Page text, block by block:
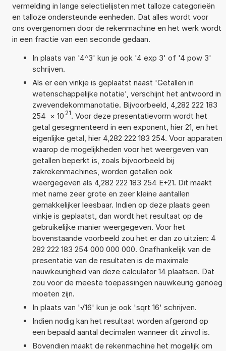
vermelding in lange selectielijsten met talloze categorieën
en talloze ondersteunde eenheden. Dat alles wordt voor
ons overgenomen door de rekenmachine en het werk wordt
in een fractie van een seconde gedaan.
In plaats van '4^3' kun je ook '4 exp 3' of '4 pow 3'
schrijven.
Als er een vinkje is geplaatst naast 'Getallen in
wetenschappelijke notatie', verschijnt het antwoord in
zwevendekommanotatie. Bijvoorbeeld, 4,282 222 183
254 × 10 21. Voor deze presentatievorm wordt het
getal gesegmenteerd in een exponent, hier 21, en het
eigenlijke getal, hier 4,282 222 183 254. Voor apparaten
waarop de mogelijkheden voor het weergeven van
getallen beperkt is, zoals bijvoorbeeld bij
zakrekenmachines, worden getallen ook
weergegeven als 4,282 222 183 254 E+21. Dit maakt
met name zeer grote en zeer kleine aantallen
gemakkelijker leesbaar. Indien op deze plaats geen
vinkje is geplaatst, dan wordt het resultaat op de
gebruikelijke manier weergegeven. Voor het
bovenstaande voorbeeld zou het er dan zo uitzien: 4
282 222 183 254 000 000 000. Onafhankelijk van de
presentatie van de resultaten is de maximale
nauwkeurigheid van deze calculator 14 plaatsen. Dat
zou voor de meeste toepassingen nauwkeurig genoeg
moeten zijn.
In plaats van '√16' kun je ook 'sqrt 16' schrijven.
Indien nodig kan het resultaat worden afgerond op
een bepaald aantal decimalen wanneer dit zinvol is.
Bovendien maakt de rekenmachine het mogelijk om